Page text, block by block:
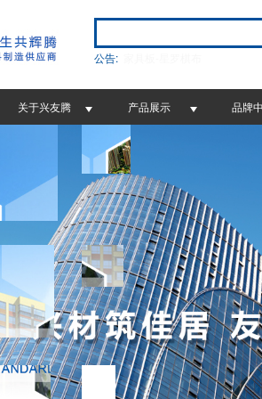
公告:
关于兴友腾 产品展示 品牌